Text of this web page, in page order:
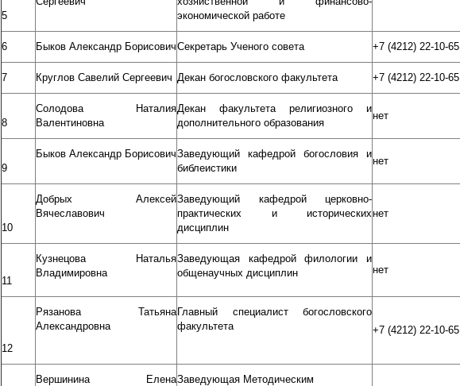
5
экономической работе
6 Быков Александр БорисовичСекретарь Ученого совета +7 (4212) 22-10-65
7 Круглов Савелий Сергеевич Декан богословского факультета +7 (4212) 22-10-65
8
Солодова Наталия
Валентиновна
Декан факультета религиозного и
дополнительного образования
нет
9
Быков Александр БорисовичЗаведующий кафедрой богословия и
библеистики
нет
10
Добрых Алексей
Вячеславович
Заведующий кафедрой церковно-
практических и исторических
дисциплин
нет
11
Кузнецова Наталья
Владимировна
Заведующая кафедрой филологии и
общенаучных дисциплин
нет
12
Рязанова Татьяна
Александровна
Главный специалист богословского
факультета
+7 (4212) 22-10-65
Вершинина ЕленаЗаведующая Методическим